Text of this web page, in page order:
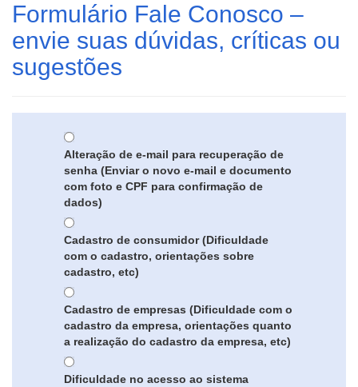
Formulário Fale Conosco –
envie suas dúvidas, críticas ou
sugestões
Alteração de e-mail para recuperação de
senha (Enviar o novo e-mail e documento
com foto e CPF para confirmação de
dados)
Cadastro de consumidor (Dificuldade
com o cadastro, orientações sobre
cadastro, etc)
Cadastro de empresas (Dificuldade com o
cadastro da empresa, orientações quanto
a realização do cadastro da empresa, etc)
Dificuldade no acesso ao sistema